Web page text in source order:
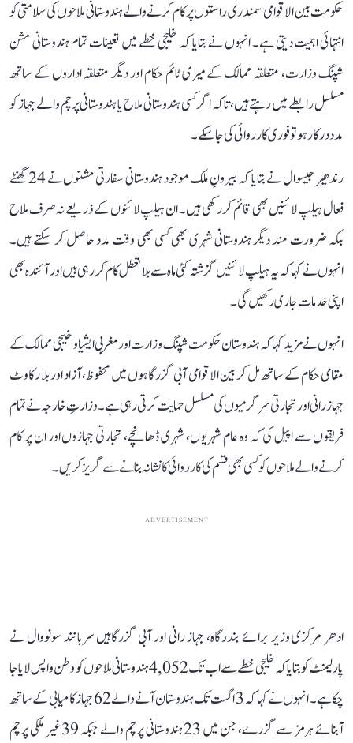
حکومت بین الاقوامی سمندری راستوں پر کام کرنے والے ہندوستانی ملاحوں کی سلامتی کو
انتہائی اہمیت دیتی ہے۔ انہوں نے بتایا کہ خلیجی خطے میں تعینات تمام ہندوستانی مشن
شپنگ وزارت، متعلقہ ممالک کے میری ٹائم حکام اور دیگر متعلقہ اداروں کے ساتھ
مسلسل رابطے میں رہتے ہیں، تاکہ اگر کسی ہندوستانی ملاح یا ہندوستانی پرچم والے جہاز کو
مدد درکار ہو تو فوری کارروائی کی جا سکے۔
رندھیر جیسوال نے بتایا کہ بیرونِ ملک موجود ہندوستانی سفارتی مشنوں نے 24 گھنٹے
فعال ہیلپ لائنیں بھی قائم کر رکھی ہیں۔ ان ہیلپ لائنوں کے ذریعے نہ صرف ملاح
بلکہ ضرورت مند دیگر ہندوستانی شہری بھی کسی بھی وقت مدد حاصل کر سکتے ہیں۔
انہوں نے کہا کہ یہ ہیلپ لائنیں گزشتہ کئی ماہ سے بلا تعطل کام کر رہی ہیں اور آئندہ بھی
اپنی خدمات جاری رکھیں گی۔
انہوں نے مزید کہا کہ ہندوستان حکومت شپنگ وزارت اور مغربی ایشیا و خلیجی ممالک کے
مقامی حکام کے ساتھ مل کر بین الاقوامی آبی گزرگاہوں میں محفوظ، آزاد اور بلا رکاوٹ
جہاز رانی اور تجارتی سرگرمیوں کی مسلسل حمایت کرتی رہی ہے۔ وزارتِ خارجہ نے تمام
فریقوں سے اپیل کی کہ وہ عام شہریوں، شہری ڈھانچے، تجارتی جہازوں اور ان پر کام
کرنے والے ملاحوں کو کسی بھی قسم کی کارروائی کا نشانہ بنانے سے گریز کریں۔
ADVERTISEMENT
ادھر مرکزی وزیر برائے بندرگاہ، جہاز رانی اور آبی گزرگاہیں سربانند سونووال نے
پارلیمنٹ کو بتایا کہ خلیجی خطے سے اب تک 4,052 ہندوستانی ملاحوں کو وطن واپس لایا جا
چکا ہے۔ انہوں نے کہا کہ 3 اگست تک ہندوستان آنے والے 62 جہاز کامیابی کے ساتھ
آبنائے ہرمز سے گزرے، جن میں 23 ہندوستانی پرچم والے جبکہ 39 غیر ملکی پرچم